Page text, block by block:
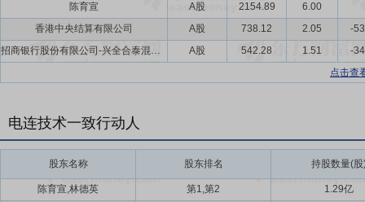
陈育宣
A股 2154.89
6.00
香港中央结算有限公司
A股 738.12 2.05
-
招商银行股份有限公司-兴全合泰混合型证券投资基金
A股 542.28 1.51
-
点击查
电连技术一致行动人
股东名称 股东排名 持股数量(股
陈育宣,林德英 第1,第2
1.29亿